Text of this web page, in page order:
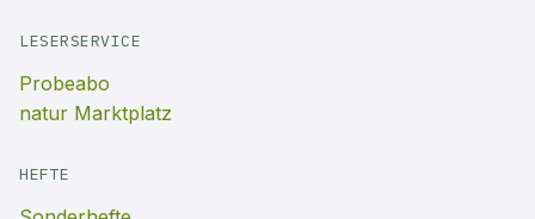
LESERSERVICE
Probeabo
natur Marktplatz
HEFTE